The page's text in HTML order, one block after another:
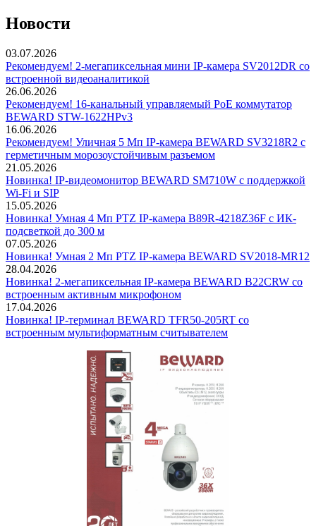
Новости
03.07.2026
Рекомендуем! 2-мегапиксельная мини IP-камера SV2012DR со
встроенной видеоаналитикой
26.06.2026
Рекомендуем! 16-канальный управляемый PoE коммутатор
BEWARD STW-1622HPv3
16.06.2026
Рекомендуем! Уличная 5 Мп IP-камера BEWARD SV3218R2 с
герметичным морозоустойчивым разъемом
21.05.2026
Новинка! IP-видеомонитор BEWARD SM710W с поддержкой
Wi-Fi и SIP
15.05.2026
Новинка! Умная 4 Мп PTZ IP-камера B89R-4218Z36F с ИК-
подсветкой до 300 м
07.05.2026
Новинка! Умная 2 Мп PTZ IP-камера BEWARD SV2018-MR12
28.04.2026
Новинка! 2-мегапиксельная IP-камера BEWARD B22CRW со
встроенным активным микрофоном
17.04.2026
Новинка! IP-терминал BEWARD TFR50-205RT со
встроенным мультиформатным считывателем